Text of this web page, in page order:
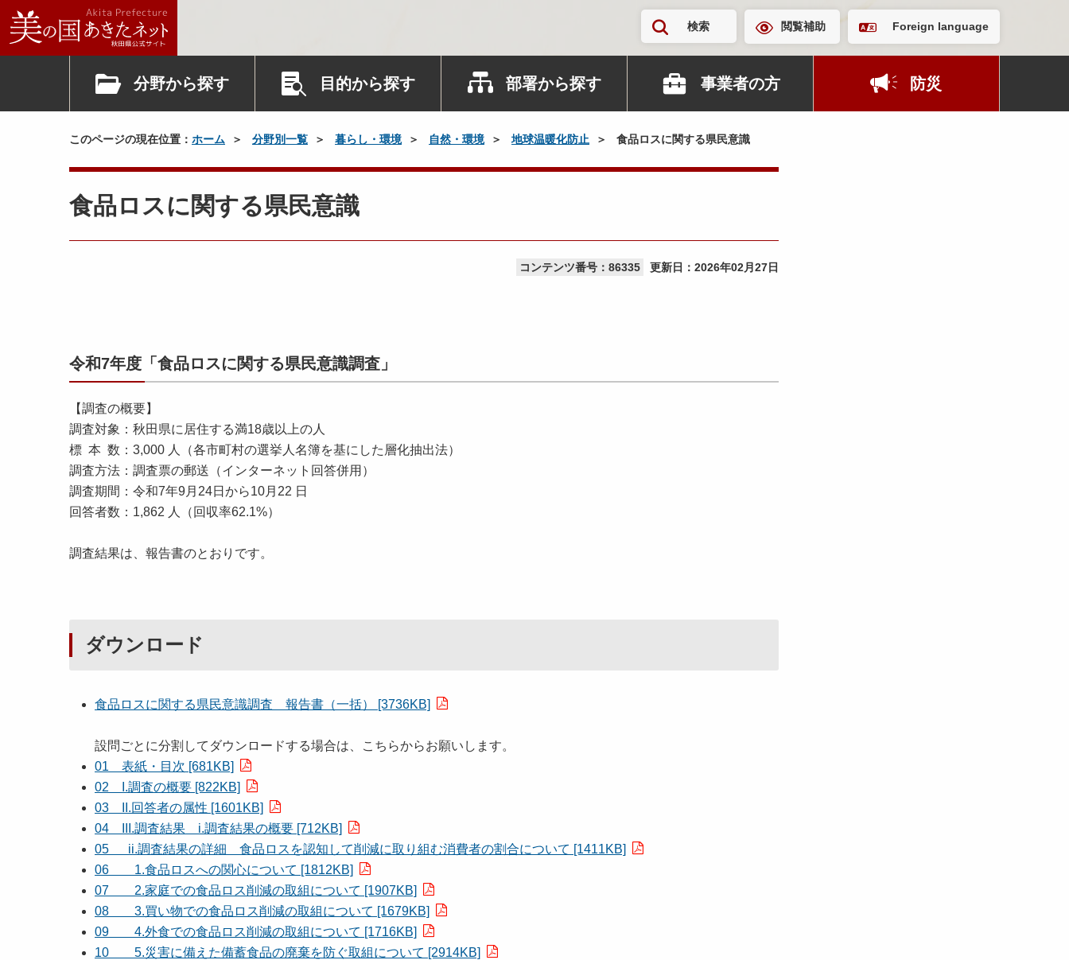
検索 閲覧補助 Foreign language
分野から探す 目的から探す 部署から探す 事業者の方 防災
このページの現在位置： ホーム 分野別一覧 暮らし・環境 自然・環境 地球温暖化防止 食品ロスに関する県民意識
食品ロスに関する県民意識
コンテンツ番号：86335 更新日： 2026年02月27日
令和7年度「食品ロスに関する県民意識調査」
【調査の概要】
調査対象：秋田県に居住する満18歳以上の人
標 本 数：3,000 人（各市町村の選挙人名簿を基にした層化抽出法）
調査方法：調査票の郵送（インターネット回答併用）
調査期間：令和7年9月24日から10月22 日
回答者数：1,862 人（回収率62.1%）
調査結果は、報告書のとおりです。
ダウンロード
食品ロスに関する県民意識調査 報告書（一括） [3736KB]
設問ごとに分割してダウンロードする場合は、こちらからお願いします。
01 表紙・目次 [681KB]
02 I.調査の概要 [822KB]
03 II.回答者の属性 [1601KB]
04 III.調査結果 i.調査結果の概要 [712KB]
05 ii.調査結果の詳細 食品ロスを認知して削減に取り組む消費者の割合について [1411KB]
06 1.食品ロスへの関心について [1812KB]
07 2.家庭での食品ロス削減の取組について [1907KB]
08 3.買い物での食品ロス削減の取組について [1679KB]
09 4.外食での食品ロス削減の取組について [1716KB]
10 5.災害に備えた備蓄食品の廃棄を防ぐ取組について [2914KB]